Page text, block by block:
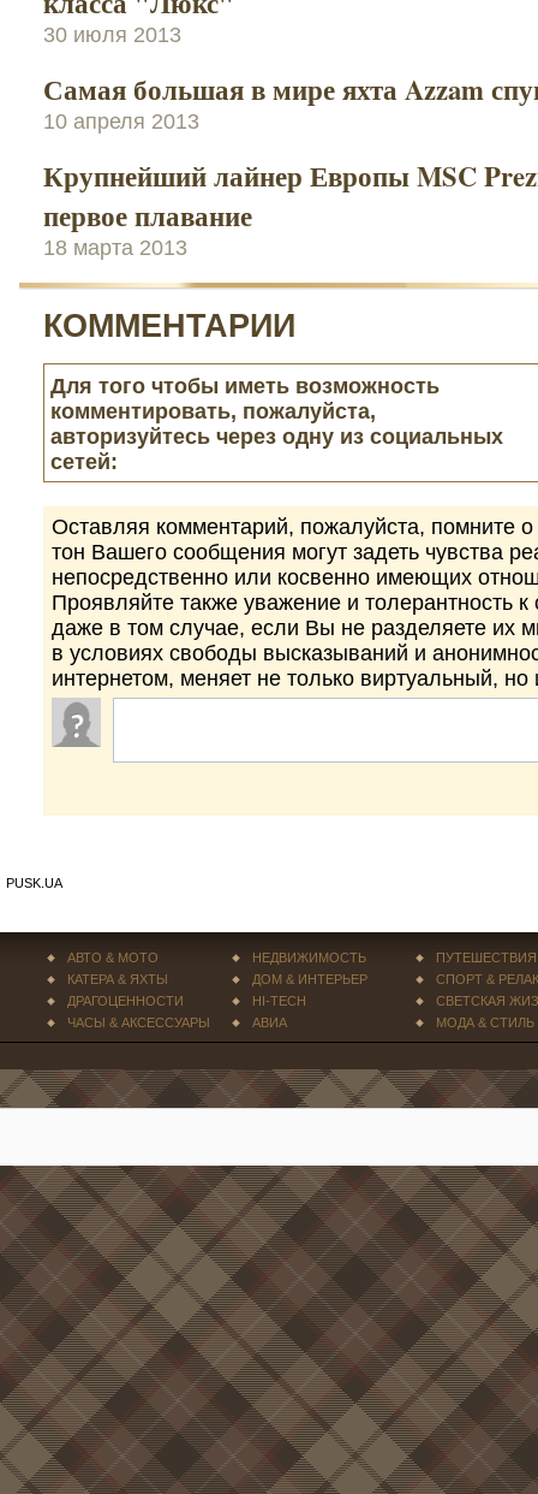
30 июля 2013
Самая большая в мире яхта Azzam
10 апреля 2013
Крупнейший лайнер Европы MSC
первое плавание
18 марта 2013
КОММЕНТАРИИ
Для того чтобы иметь возможность
комментировать, пожалуйста,
авторизуйтесь через одну из социальных
сетей:
Оставляя комментарий, пожалуйста, помните
тон Вашего сообщения могут задеть чувства
непосредственно или косвенно имеющих
Проявляйте также уважение и толерантность
даже в том случае, если Вы не разделяете их
в условиях свободы высказываний и
интернетом, меняет не только виртуальный,
PUSK.UA
АВТО & МОТО
КАТЕРА & ЯХТЫ
ДРАГОЦЕННОСТИ
ЧАСЫ & АКСЕССУАРЫ
НЕДВИЖИМОСТЬ
ДОМ & ИНТЕРЬЕР
HI-TECH
АВИА
ПУТЕШЕСТВИЯ
СПОРТ &
СВЕТСКАЯ
МОДА & СТИЛЬ